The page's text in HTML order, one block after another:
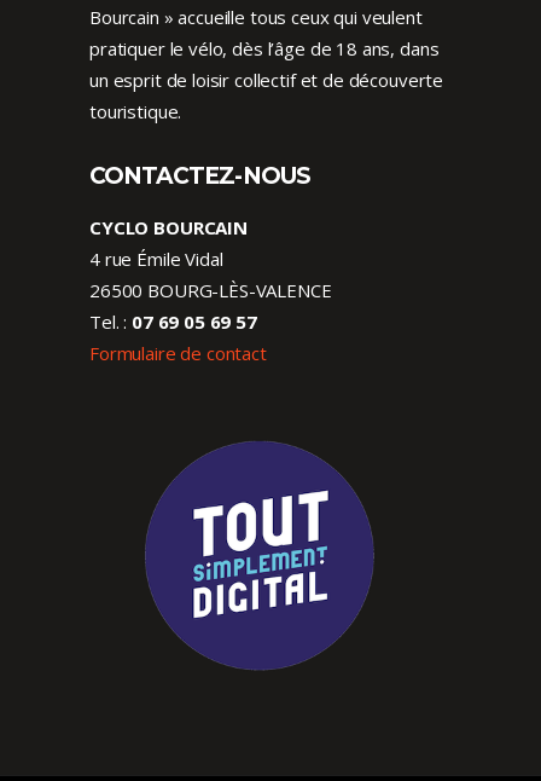
Bourcain » accueille tous ceux qui veulent
pratiquer le vélo, dès l’âge de 18 ans, dans
un esprit de loisir collectif et de découverte
touristique.
CONTACTEZ-NOUS
CYCLO BOURCAIN
4 rue Émile Vidal
26500 BOURG-LÈS-VALENCE
Tel. : 07 69 05 69 57
Formulaire de contact